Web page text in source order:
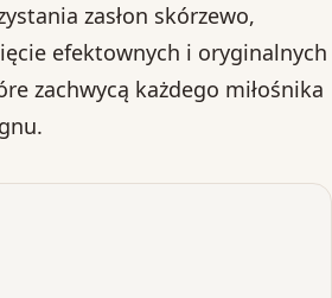
zasłon skórzewo,
efektownych i oryginalnych
zachwycą każdego miłośnika